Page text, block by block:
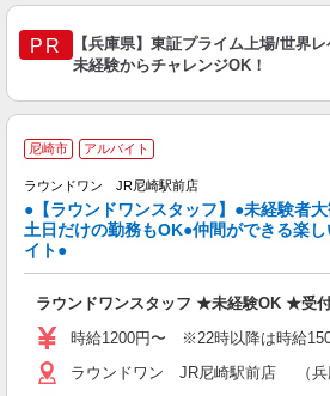
PR
【兵庫県】東証プライム上場/世界
未経験からチャレンジOK！
尼崎市 アルバイト
ラウンドワン JR尼崎駅前店
●【ラウンドワンスタッフ】●未経験者
土日だけの勤務もOK●仲間ができる楽し
イト●
ラウンドワンスタッフ ★未経験OK ★受
時給1200円〜 ※22時以降は時給
ラウンドワン JR尼崎駅前店 （兵